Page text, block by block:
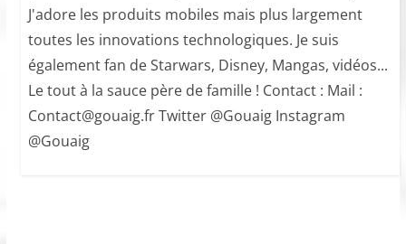
J'adore les produits mobiles mais plus largement
toutes les innovations technologiques. Je suis
également fan de Starwars, Disney, Mangas, vidéos...
Le tout à la sauce père de famille ! Contact : Mail :
Contact@gouaig.fr Twitter @Gouaig Instagram
@Gouaig